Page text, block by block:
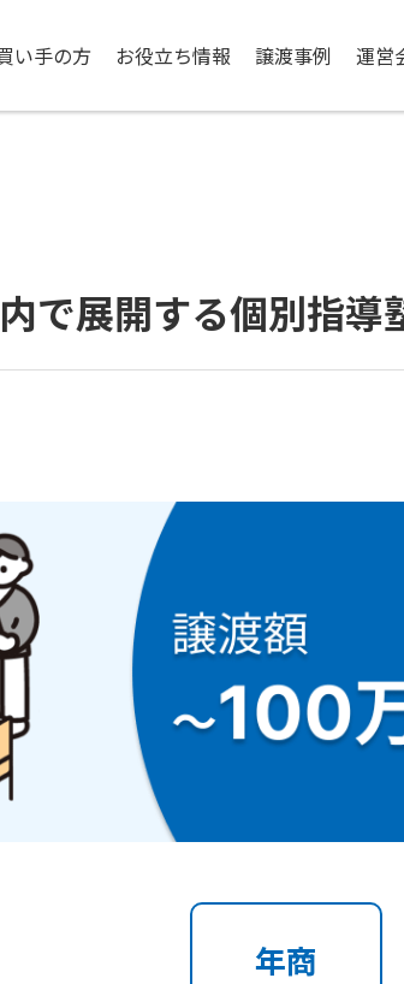
い手の方 お役立ち情報 譲渡事例 運営
で展開する個別指導
年商